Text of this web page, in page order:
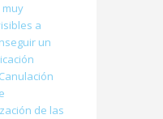
muy
a
un
de las